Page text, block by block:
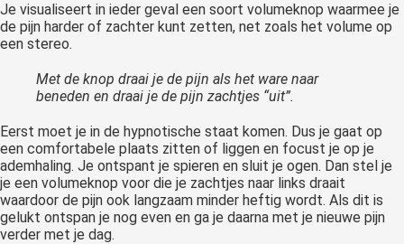
Je visualiseert in ieder geval een soort volumeknop waarmee je
de pijn harder of zachter kunt zetten, net zoals het volume op
een stereo.
Met de knop draai je de pijn als het ware naar
beneden en draai je de pijn zachtjes “uit”.
Eerst moet je in de hypnotische staat komen. Dus je gaat op
een comfortabele plaats zitten of liggen en focust je op je
ademhaling. Je ontspant je spieren en sluit je ogen. Dan stel je
je een volumeknop voor die je zachtjes naar links draait
waardoor de pijn ook langzaam minder heftig wordt. Als dit is
gelukt ontspan je nog even en ga je daarna met je nieuwe pijn
verder met je dag.